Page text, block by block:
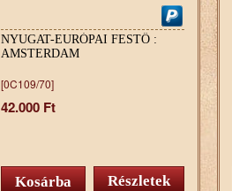
NYUGAT-EURÓPAI FESTŐ :
AMSTERDAM
[0C109/70]
42.000 Ft
Részletek